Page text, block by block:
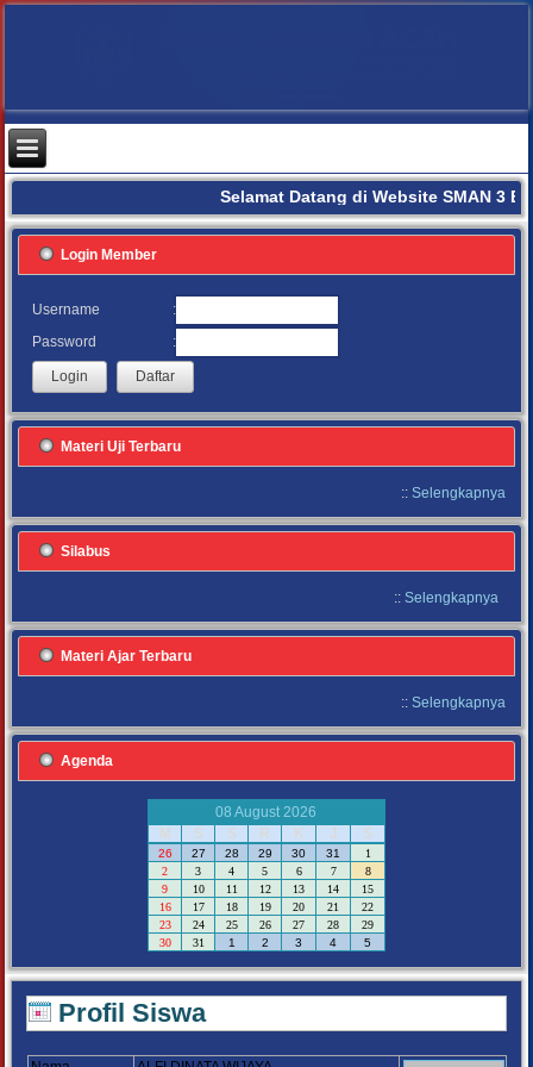
Selamat Datang di Website SMAN 3
Login Member
Username
:
Password
:
Materi Uji Terbaru
:: Selengkapnya
Silabus
:: Selengkapnya
Materi Ajar Terbaru
:: Selengkapnya
Agenda
08 August 2026
M
S S R K J S
26 27 28 29 30 31
1
2
3 4 5 6 7
8
9
10 11 12 13 14
15
16
17 18 19 20 21
22
23
24 25 26 27 28
29
30
31 1 2 3 4 5
Profil Siswa